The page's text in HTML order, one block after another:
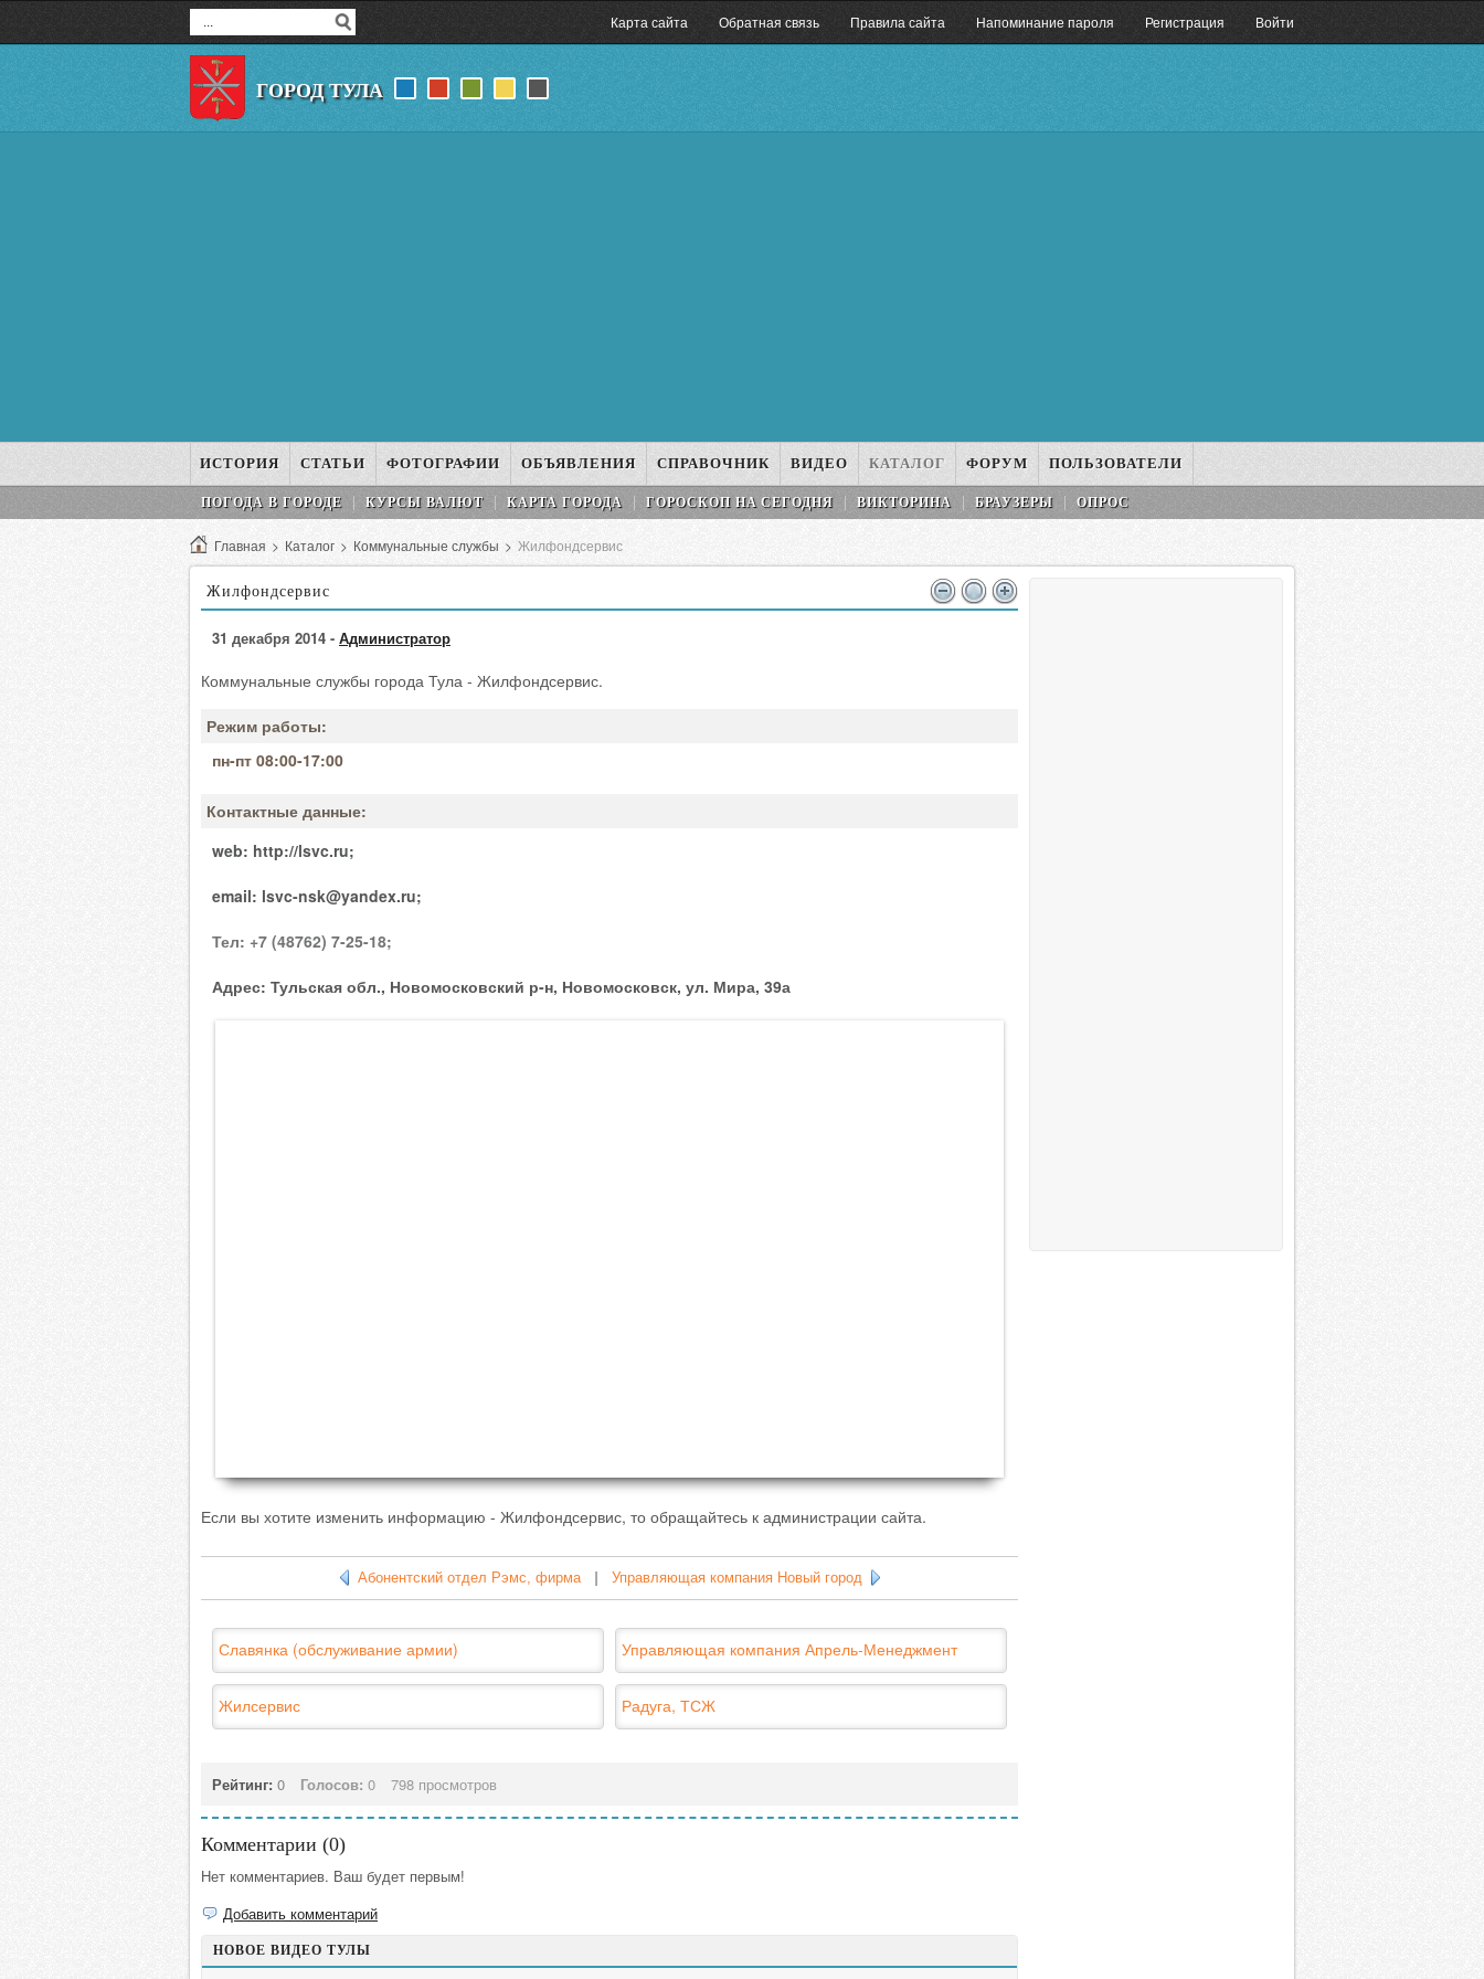
Карта сайта Обратная связь Правила сайта Напоминание пароля Регистрация Войти
ГОРОД ТУЛА
ИСТОРИЯ СТАТЬИ ФОТОГРАФИИ ОБЪЯВЛЕНИЯ СПРАВОЧНИК ВИДЕО КАТАЛОГ ФОРУМ ПОЛЬЗОВАТЕЛИ
ПОГОДА В ГОРОДЕ КУРСЫ ВАЛЮТ КАРТА ГОРОДА ГОРОСКОП НA СEГОДНЯ ВИКТОРИНА БРАУЗЕРЫ ОПРОС
Главная > Каталог > Коммунальные службы > Жилфондсервис
Жилфондсервис
31 декабря 2014 - Администратор
Коммунальные службы города Тула - Жилфондсервис.
Режим работы:
пн-пт 08:00-17:00
Контактные данные:
web: http://lsvc.ru;
email: lsvc-nsk@yandex.ru;
Тел: +7 (48762) 7-25-18;
Адрес: Тульская обл., Новомосковский р-н, Новомосковск, ул. Мира, 39а
Если вы хотите изменить информацию - Жилфондсервис, то обращайтесь к администрации сайта.
Абонентский отдел Рэмс, фирма| Управляющая компания Новый город
Славянка (обслуживание армии) Управляющая компания Апрель-Менеджмент
Жилсервис Радуга, ТСЖ
Рейтинг: 0 Голосов: 0 798 просмотров
Комментарии (0)
Нет комментариев. Ваш будет первым!
Добавить комментарий
НОВОЕ ВИДЕО ТУЛЫ